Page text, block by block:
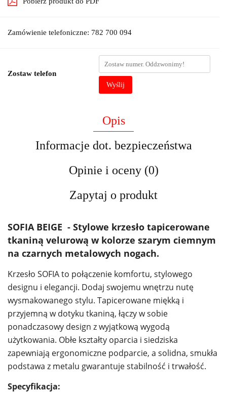
Zamówienie telefoniczne: 782 700 094
Zostaw telefon
Wyślij
Opis
Informacje dot. bezpieczeństwa
Opinie i oceny (0)
Zapytaj o produkt
SOFIA BEIGE - Stylowe krzesło tapicerowane
tkaniną velurową w kolorze szarym ciemnym
na czarnych metalowych nogach.
Krzesło SOFIA to połączenie komfortu, stylowego
designu i elegancji. Dodaj swojemu wnętrzu nutę
wysmakowanego stylu. Tapicerowane miękką i
przyjemną w dotyku tkaniną, łączy w sobie
ponadczasowy design z wyjątkową wygodą
użytkowania. Obłe kształty oparcia i siedziska
zapewniają ergonomiczne podparcie, a solidna, smukła
podstawa z metalu gwarantuje stabilność i trwałość.
Specyfikacja: